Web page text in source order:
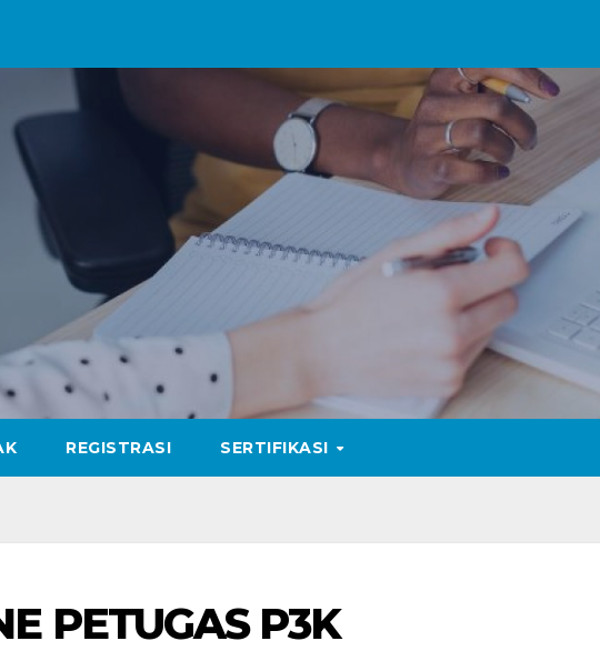
REGISTRASI SERTIFIKASI
PETUGAS P3K